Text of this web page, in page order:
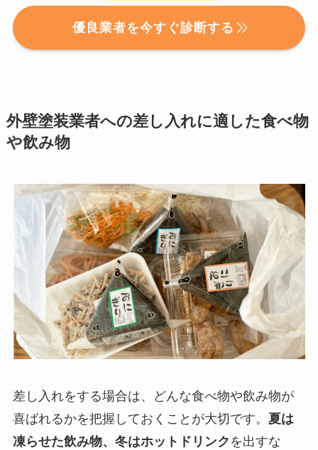
優良業者を今すぐ診断する
外壁塗装業者への差し入れに適した食べ物
や飲み物
差し入れをする場合は、どんな食べ物や飲み物が
喜ばれるかを把握しておくことが大切です。 夏は
凍らせた飲み物、冬はホットドリンク を出すな